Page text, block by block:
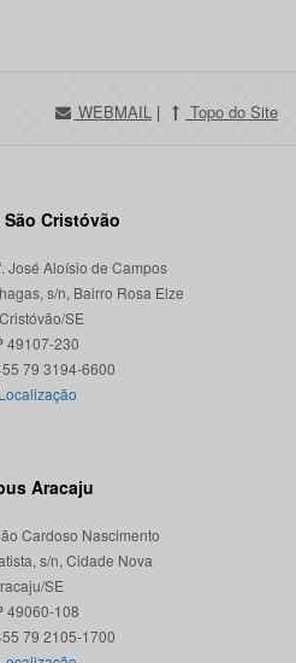
WEBMAIL | Topo do Site
Cristóvão
José Aloísio de Campos
s/n, Bairro Rosa Elze
SE
49107-230
Localização
Aracaju
Cardoso Nascimento
s/n, Cidade Nova
SE
49060-108